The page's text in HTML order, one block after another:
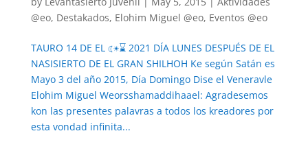
@eo, Destakados, Elohim Miguel @eo, Eventos @eo
TAURO 14 DE EL ☾☀⌛ 2021 DÍA LUNES DESPUÉS DE EL
NASISIERTO DE EL GRAN SHILHOH Ke según Satán es
Mayo 3 del año 2015, Día Domingo Dise el Veneravle
Elohim Miguel Weorsshamaddihaael: Agradesemos
kon las presentes palavras a todos los kreadores por
esta vondad infinita...